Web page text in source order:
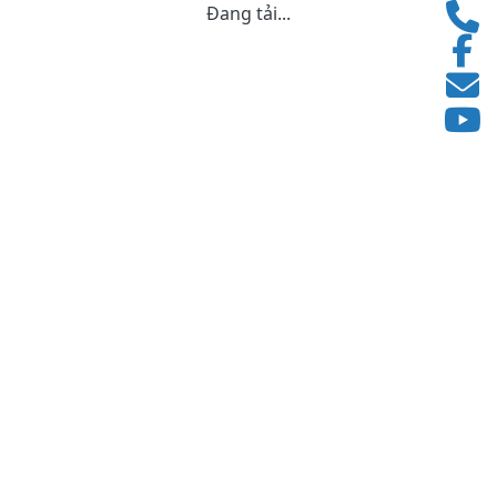
Đang tải...